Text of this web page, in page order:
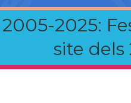
2005-2025:
site dels